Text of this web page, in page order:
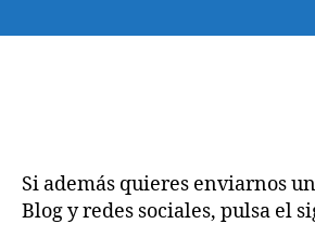
Si además quieres enviarnos
Blog y redes sociales, pulsa el